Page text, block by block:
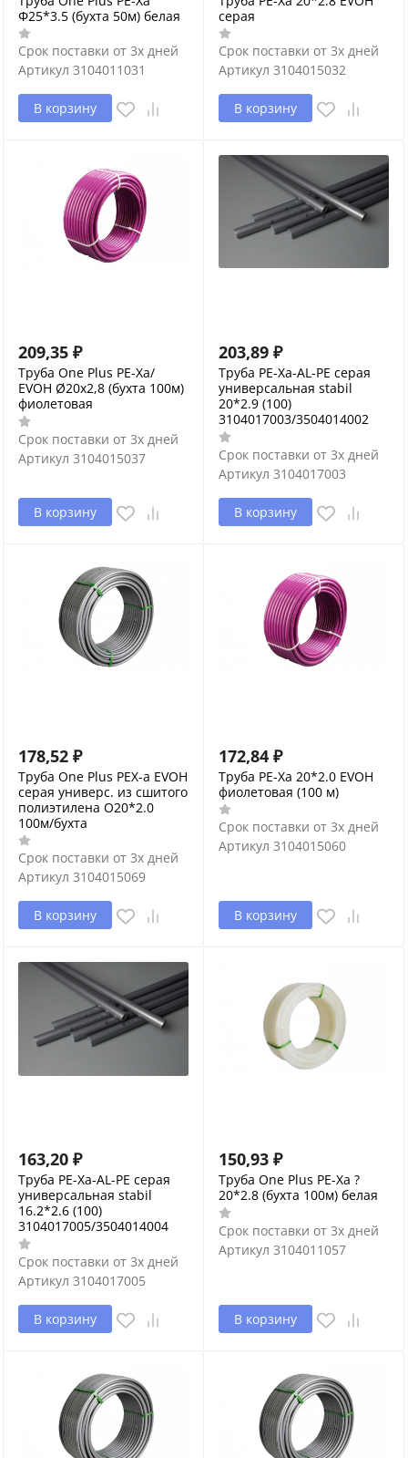
Φ25*3.5 (бухта 50м) белая
Срок поставки от 3х дней
Артикул 3104011031
В корзину
серая
Срок поставки от 3х дней
Артикул 3104015032
В корзину
209,35 ₽
Труба One Plus PE-Xa/
EVOH Ø20х2,8 (бухта 100м)
фиолетовая
Срок поставки от 3х дней
Артикул 3104015037
В корзину
203,89 ₽
Труба PE-Xa-AL-PE серая
универсальная stabil
20*2.9 (100)
3104017003/3504014002
Срок поставки от 3х дней
Артикул 3104017003
В корзину
178,52 ₽
Труба One Plus PEX-a EVOH
серая универс. из сшитого
полиэтилена O20*2.0
100м/бухта
Срок поставки от 3х дней
Артикул 3104015069
В корзину
172,84 ₽
Труба PE-Xa 20*2.0 EVOH
фиолетовая (100 м)
Срок поставки от 3х дней
Артикул 3104015060
В корзину
163,20 ₽
Труба PE-Xa-AL-PE серая
универсальная stabil
16.2*2.6 (100)
3104017005/3504014004
Срок поставки от 3х дней
Артикул 3104017005
В корзину
150,93 ₽
Труба One Plus PE-Xa ?
20*2.8 (бухта 100м) белая
Срок поставки от 3х дней
Артикул 3104011057
В корзину